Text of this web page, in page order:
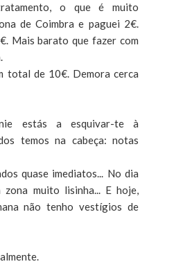
o que é muito
de Coimbra e paguei 2€.
Mais barato que fazer com
total de 10€. Demora cerca
estás a esquivar-te à
temos na cabeça: notas
quase imediatos... No dia
muito lisinha... E hoje,
não tenho vestígios de